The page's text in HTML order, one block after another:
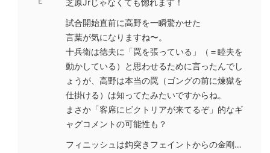
芝原Jrじゃなくても惚れます！
試合開始直前に高野を一瞬驚かせた
言葉が気になりますね〜。
十兵衛は徳夫に「罠を張っている」（＝睦夫を
動かしている）と思わせるために言ったんでし
ょうが、高野は本当の罠（ゴングの前に煉獄を
仕掛ける）は知ってたみたいですからね。
まさか「客席にビクトリアが来てるぞ」的なギ
ャグコメントの可能性も？
フィニッシュは鈎突きフェイントからの金剛…